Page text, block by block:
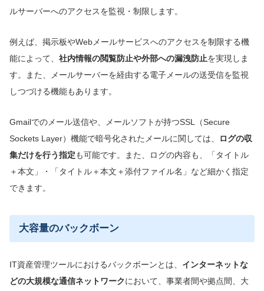
ルサーバーへのアクセスを監視・制限します。
例えば、掲示板やWebメールサービスへのアクセスを制限する機
能によって、 社内情報の閲覧防止や外部への漏洩防止を実現しま
す。また、メールサーバーを経由する電子メールの送受信を監視
しつづける機能もあります。
Gmailでのメール送信や、メールソフトが持つSSL（Secure
Sockets Layer）機能で暗号化されたメールに関しては、
ログの収
集だけを行う指定も可能です。また、ログの内容も、「タイトル
＋本文」・「タイトル＋本文＋添付ファイル名」など細かく指定
できます。
大容量のバックボーン
IT資産管理ツールにおけるバックボーンとは、 インターネットな
どの大規模な通信ネットワークにおいて、事業者間や拠点間、大